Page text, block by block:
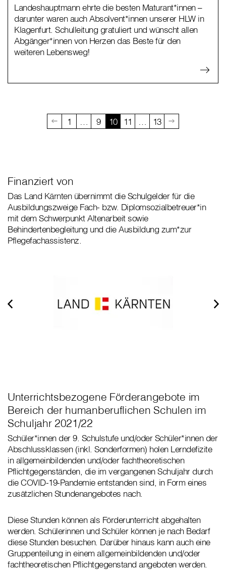
Landeshauptmann ehrte die besten Maturant*innen –
darunter waren auch Absolvent*innen unserer HLW in
Klagenfurt. Schulleitung gratuliert und wünscht allen
Abgänger*innen von Herzen das Beste für den
weiteren Lebensweg!
1 9 10 11 13
Finanziert von
Das Land Kärnten übernimmt die Schulgelder für die
Ausbildungszweige Fach- bzw. Diplomsozialbetreuer*in
mit dem Schwerpunkt Altenarbeit sowie
Behindertenbegleitung und die Ausbildung zum*zur
Pflegefachassistenz.
Unterrichtsbezogene Förderangebote im
Bereich der humanberuflichen Schulen im
Schuljahr 2021/22
Schüler*innen der 9. Schulstufe und/oder Schüler*innen der
Abschlussklassen (inkl. Sonderformen) holen Lerndefizite
in allgemeinbildenden und/oder fachtheoretischen
Pflichtgegenständen, die im vergangenen Schuljahr durch
die COVID-19-Pandemie entstanden sind, in Form eines
zusätzlichen Stundenangebotes nach.
Diese Stunden können als Förderunterricht abgehalten
werden. Schülerinnen und Schüler können je nach Bedarf
diese Stunden besuchen. Darüber hinaus kann auch eine
Gruppenteilung in einem allgemeinbildenden und/oder
fachtheoretischen Pflichtgegenstand angeboten werden.